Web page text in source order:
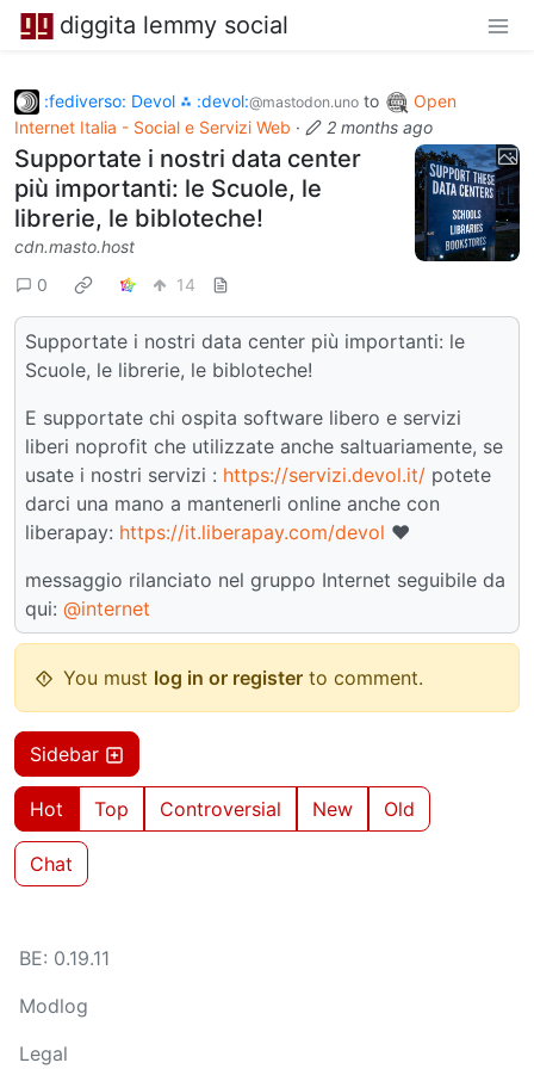
diggita lemmy social
:fediverso: Devol ⁂ :devol:@mastodon.uno to
Open
Internet Italia - Social e Servizi Web · 2 months ago
Supportate i nostri data center
più importanti: le Scuole, le
librerie, le bibloteche!
cdn.masto.host
0
14
Supportate i nostri data center più importanti: le
Scuole, le librerie, le bibloteche!
E supportate chi ospita software libero e servizi
liberi noprofit che utilizzate anche saltuariamente, se
usate i nostri servizi : https://servizi.devol.it/ potete
darci una mano a mantenerli online anche con
liberapay: https://it.liberapay.com/devol ❤️
messaggio rilanciato nel gruppo Internet seguibile da
qui: @internet
You must log in or register to comment.
Sidebar
Hot Top Controversial New Old
Chat
BE: 0.19.11
Modlog
Legal